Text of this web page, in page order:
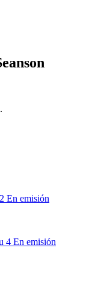
2 En emisión
4 En emisión